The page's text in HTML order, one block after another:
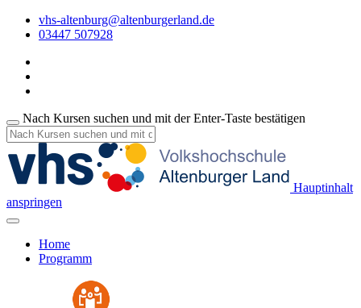
vhs-altenburg@altenburgerland.de
03447 507928
Nach Kursen suchen und mit der Enter-Taste bestätigen
Hauptinhalt
anspringen
Home
Programm